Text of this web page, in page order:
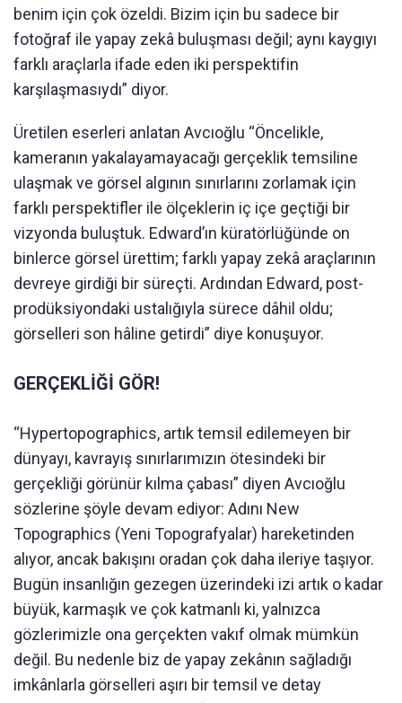
benim için çok özeldi. Bizim için bu sadece bir
fotoğraf ile yapay zekâ buluşması değil; aynı kaygıyı
farklı araçlarla ifade eden iki perspektifin
karşılaşmasıydı” diyor.
Üretilen eserleri anlatan Avcıoğlu “Öncelikle,
kameranın yakalayamayacağı gerçeklik temsiline
ulaşmak ve görsel algının sınırlarını zorlamak için
farklı perspektifler ile ölçeklerin iç içe geçtiği bir
vizyonda buluştuk. Edward’ın küratörlüğünde on
binlerce görsel ürettim; farklı yapay zekâ araçlarının
devreye girdiği bir süreçti. Ardından Edward, post-
prodüksiyondaki ustalığıyla sürece dâhil oldu;
görselleri son hâline getirdi” diye konuşuyor.
GERÇEKLİĞİ GÖR!
“Hypertopographics, artık temsil edilemeyen bir
dünyayı, kavrayış sınırlarımızın ötesindeki bir
gerçekliği görünür kılma çabası” diyen Avcıoğlu
sözlerine şöyle devam ediyor: Adını New
Topographics (Yeni Topografyalar) hareketinden
alıyor, ancak bakışını oradan çok daha ileriye taşıyor.
Bugün insanlığın gezegen üzerindeki izi artık o kadar
büyük, karmaşık ve çok katmanlı ki, yalnızca
gözlerimizle ona gerçekten vakıf olmak mümkün
değil. Bu nedenle biz de yapay zekânın sağladığı
imkânlarla görselleri aşırı bir temsil ve detay